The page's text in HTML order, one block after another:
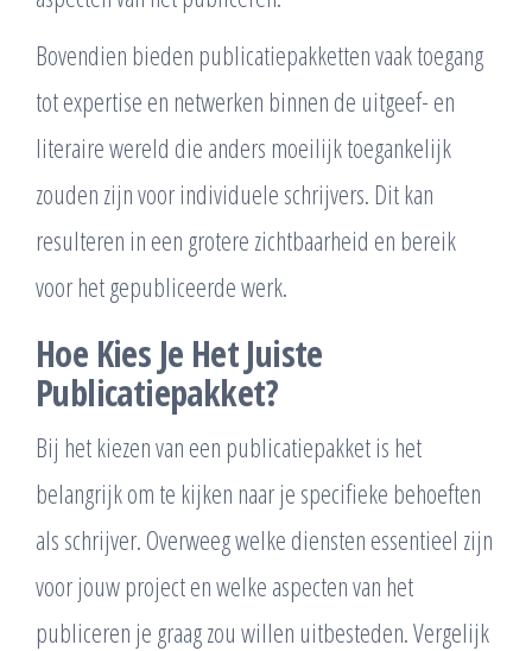
Bovendien bieden publicatiepakketten vaak toegang
tot expertise en netwerken binnen de uitgeef- en
literaire wereld die anders moeilijk toegankelijk
zouden zijn voor individuele schrijvers. Dit kan
resulteren in een grotere zichtbaarheid en bereik
voor het gepubliceerde werk.
Hoe Kies Je Het Juiste
Publicatiepakket?
Bij het kiezen van een publicatiepakket is het
belangrijk om te kijken naar je specifieke behoeften
als schrijver. Overweeg welke diensten essentieel zijn
voor jouw project en welke aspecten van het
publiceren je graag zou willen uitbesteden. Vergelijk